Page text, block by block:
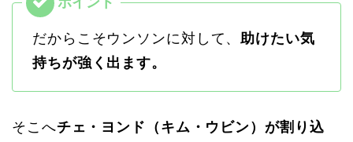
だからこそウンソンに対して、助けたい気
持ちが強く出ます。
そこへチェ・ヨンド（キム・ウビン）が割り込